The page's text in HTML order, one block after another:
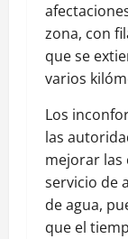
zona, con
que se
varios
Los
las
mejorar las
servicio de
de agua,
que el